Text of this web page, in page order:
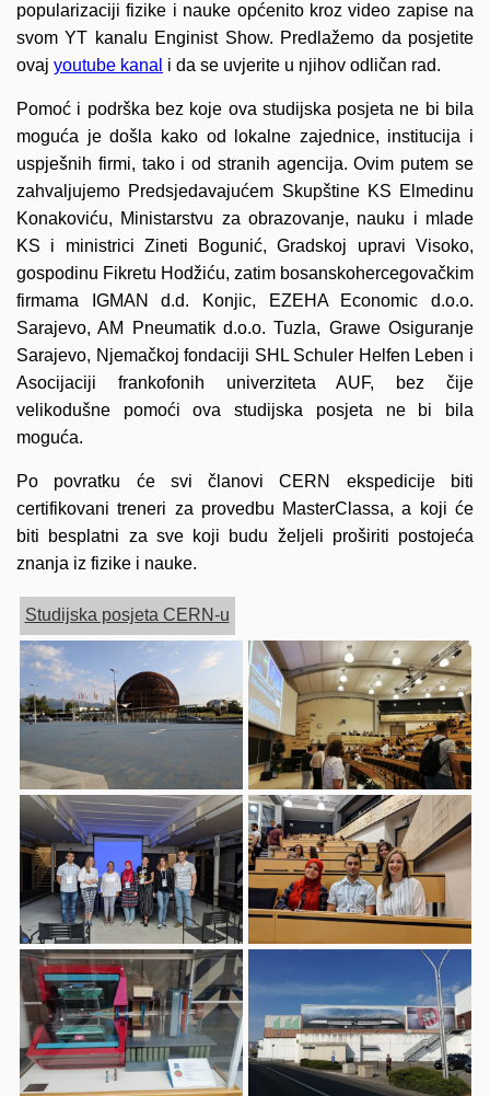
popularizaciji fizike i nauke općenito kroz video zapise na
svom YT kanalu Enginist Show. Predlažemo da posjetite
ovaj youtube kanal i da se uvjerite u njihov odličan rad.
Pomoć i podrška bez koje ova studijska posjeta ne bi bila
moguća je došla kako od lokalne zajednice, institucija i
uspješnih firmi, tako i od stranih agencija. Ovim putem se
zahvaljujemo Predsjedavajućem Skupštine KS Elmedinu
Konakoviću, Ministarstvu za obrazovanje, nauku i mlade
KS i ministrici Zineti Bogunić, Gradskoj upravi Visoko,
gospodinu Fikretu Hodžiću, zatim bosanskohercegovačkim
firmama IGMAN d.d. Konjic, EZEHA Economic d.o.o.
Sarajevo, AM Pneumatik d.o.o. Tuzla, Grawe Osiguranje
Sarajevo, Njemačkoj fondaciji SHL Schuler Helfen Leben i
Asocijaciji frankofonih univerziteta AUF, bez čije
velikodušne pomoći ova studijska posjeta ne bi bila
moguća.
Po povratku će svi članovi CERN ekspedicije biti
certifikovani treneri za provedbu MasterClassa, a koji će
biti besplatni za sve koji budu željeli proširiti postojeća
znanja iz fizike i nauke.
Studijska posjeta CERN-u